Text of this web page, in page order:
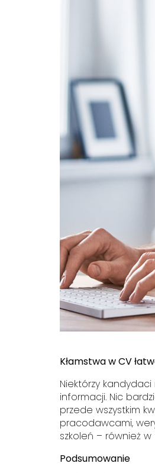
Kłamstwa w CV
Niektórzy
informacji. Nic
przede wszystkim
pracodawcami,
szkoleń – również
Podsumowanie